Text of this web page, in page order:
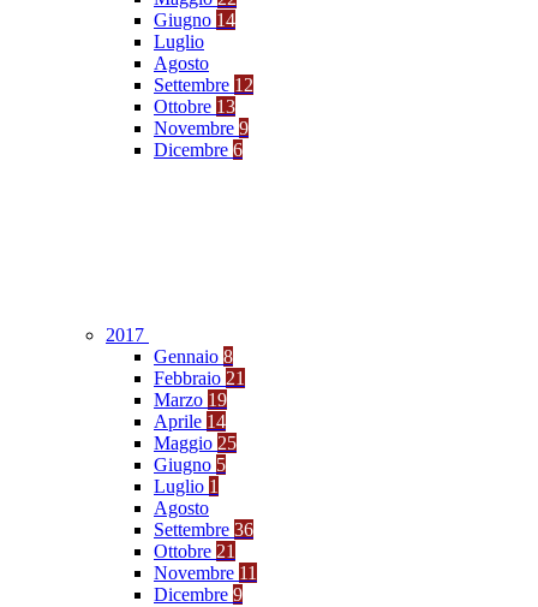
Giugno 14
Luglio
Agosto
Settembre 12
Ottobre 13
Novembre 9
Dicembre 6
2017
Gennaio 8
Febbraio 21
Marzo 19
Aprile 14
Maggio 25
Giugno 5
Luglio 1
Agosto
Settembre 36
Ottobre 21
Novembre 11
Dicembre 9